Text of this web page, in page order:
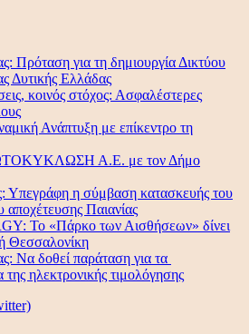
Πρόταση για τη δημιουργία Δικτύου
Δυτικής Ελλάδας
κοινός στόχος: Ασφαλέστερες
Ανάπτυξη με επίκεντρο τη
Α.Ε. με τον Δήμο
Υπεγράφη η σύμβαση κατασκευής του
αποχέτευσης Παιανίας
Το «Πάρκο των Αισθήσεων» δίνει
Θεσσαλονίκη
Να δοθεί παράταση για τα
της ηλεκτρονικής τιμολόγησης